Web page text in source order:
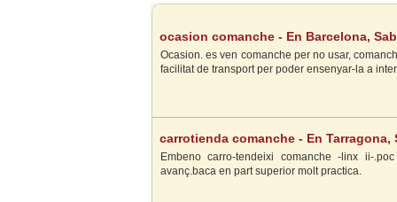
ocasion comanche - En Barcelona,
Ocasion. es ven comanche per no usar,
facilitat de transport per poder ensenyar-la a
carrotienda comanche - En Tarragona,
Embeno carro-tendeixi comanche -linx ii-
avanç.baca en part superior molt practica.